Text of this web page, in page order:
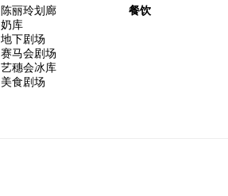
陈丽玲划廊
奶库
地下剧场
赛马会剧场
艺穗会冰库
美食剧场
餐饮